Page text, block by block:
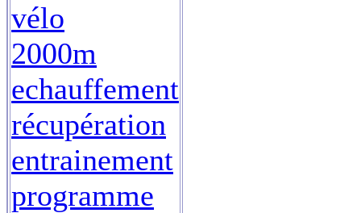
vélo
2000m
echauffement
récupération
entrainement
programme